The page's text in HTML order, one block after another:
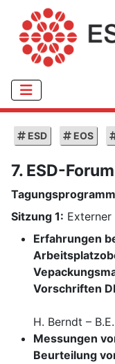
ESD EOS
7. ESD-
Tagungsprogramm
Sitzung 1: Externer
Erfahrungen
Vorschriften
H. Berndt –
Messungen
Beurteilung